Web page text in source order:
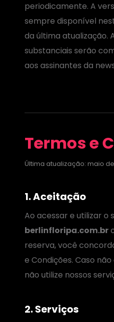
periodicamente. A
sempre disponível
da última atualização.
substanciais serão
aos assinantes da
Termos e
Última atualização: maio
1. Aceitação
Ao acessar e utilizar o
berlinfloripa.com.br
reserva, você
e Condições. Caso
não utilize nossos
2. Serviços